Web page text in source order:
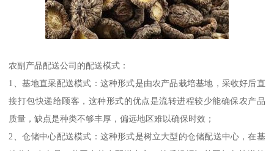
农副产品配送公司的配送模式：
1、基地直采配送模式：这种形式是由农产品栽培基地，采收好后直
接打包快递给顾客，这种形式的优点是流转进程较少能确保农产品
质量，缺点是种类不够丰厚，偏远地区难以确保时效；
2、仓储中心配送模式：这种形式是树立大型的仓储配送中心，在基